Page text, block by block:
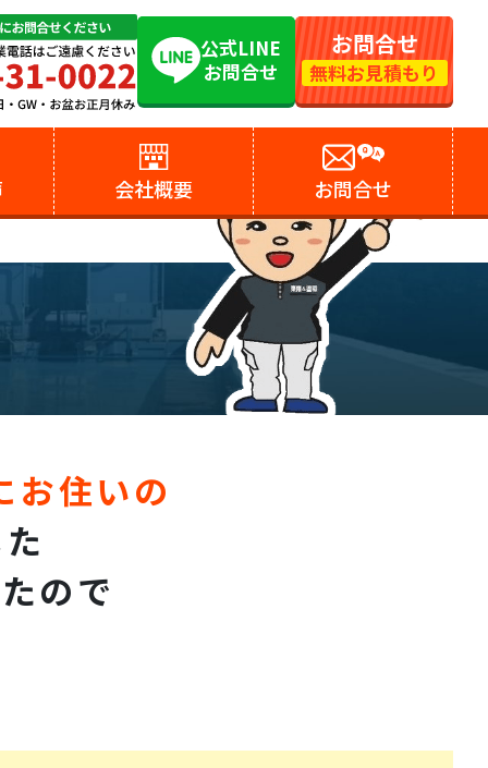
公式LINE
お問合せ
お問合せ
無料お見積もり
会社概要 お問合せ
お住いの
ので